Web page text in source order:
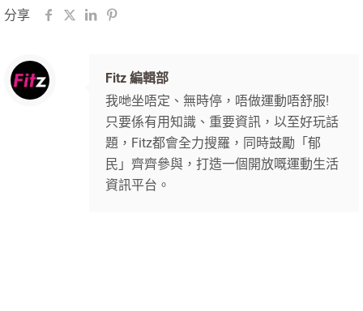
分享
Fitz 編輯部
我哋坐唔定、無時停，唔做運動唔舒服!
只要係有用知識、重要資訊，以至好玩話
題，Fitz都會全力搜羅，同時鼓勵「郁
民」齊齊參與，打造一個開放嘅運動生活
資訊平台。